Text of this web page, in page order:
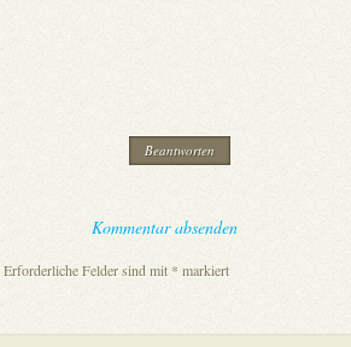
Beantworten
Kommentar absenden
Erforderliche Felder sind mit * markiert